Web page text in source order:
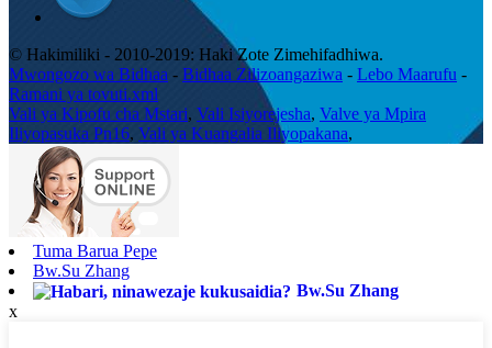
© Hakimiliki - 2010-2019: Haki Zote Zimehifadhiwa.
Mwongozo wa Bidhaa - Bidhaa Zilizoangaziwa - Lebo Maarufu -
Ramani ya tovuti.xml
Vali ya Kipofu cha Mstari, Vali Isiyorejesha, Valve ya Mpira
Iliyopasuka Pn16, Vali ya Kuangalia Iliyopakana,
Tuma Barua Pepe
Bw.Su Zhang
Bw.Su Zhang
x